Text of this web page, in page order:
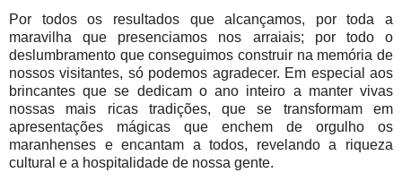
Por todos os resultados que alcançamos, por toda a
maravilha que presenciamos nos arraiais; por todo o
deslumbramento que conseguimos construir na memória de
nossos visitantes, só podemos agradecer. Em especial aos
brincantes que se dedicam o ano inteiro a manter vivas
nossas mais ricas tradições, que se transformam em
apresentações mágicas que enchem de orgulho os
maranhenses e encantam a todos, revelando a riqueza
cultural e a hospitalidade de nossa gente.